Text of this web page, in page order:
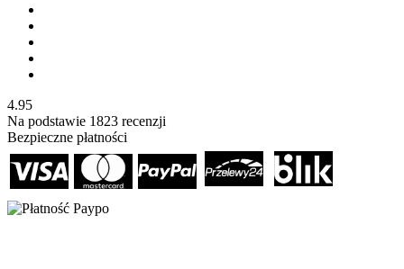
4.95
Na podstawie 1823 recenzji
Bezpieczne płatności